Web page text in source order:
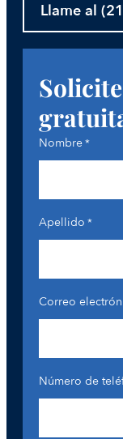
Llame al
Nombre*
Apellido *
Correo
Número de